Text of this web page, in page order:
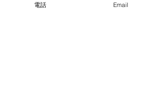
電話 Email